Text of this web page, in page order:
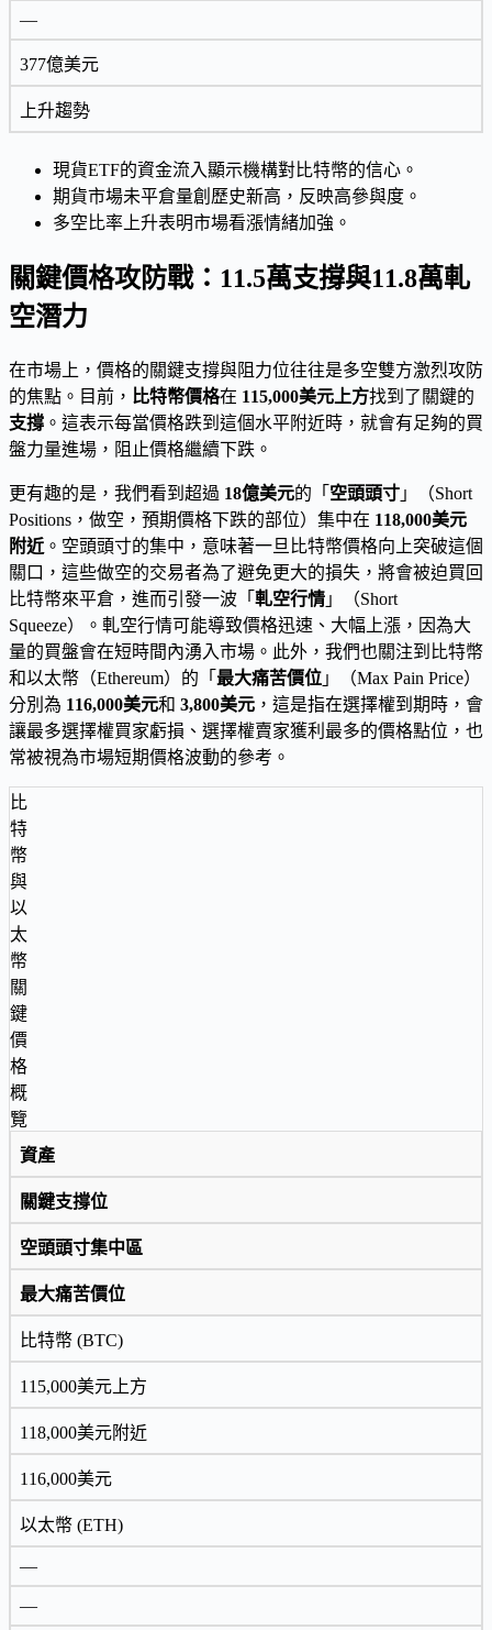
—
377億美元
上升趨勢
現貨ETF的資金流入顯示機構對比特幣的信心。
期貨市場未平倉量創歷史新高，反映高參與度。
多空比率上升表明市場看漲情緒加強。
關鍵價格攻防戰：11.5萬支撐與11.8萬軋
空潛力
在市場上，價格的關鍵支撐與阻力位往往是多空雙方激烈攻防
的焦點。目前， 比特幣價格在 115,000美元上方找到了關鍵的
支撐 。這表示每當價格跌到這個水平附近時，就會有足夠的買
盤力量進場，阻止價格繼續下跌。
更有趣的是，我們看到超過 18億美元的「 空頭頭寸 」（Short
Positions，做空，預期價格下跌的部位）集中在 118,000美元
附近 。空頭頭寸的集中，意味著一旦比特幣價格向上突破這個
關口，這些做空的交易者為了避免更大的損失，將會被迫買回
比特幣來平倉，進而引發一波「 軋空行情 」（Short
Squeeze）。軋空行情可能導致價格迅速、大幅上漲，因為大
量的買盤會在短時間內湧入市場。此外，我們也關注到比特幣
和以太幣（Ethereum）的「 最大痛苦價位 」（Max Pain Price）
分別為 116,000美元和 3,800美元 ，這是指在選擇權到期時，會
讓最多選擇權買家虧損、選擇權賣家獲利最多的價格點位，也
常被視為市場短期價格波動的參考。
比
特
幣
與
以
太
幣
關
鍵
價
格
概
覽
資產
關鍵支撐位
空頭頭寸集中區
最大痛苦價位
比特幣 (BTC)
115,000美元上方
118,000美元附近
116,000美元
以太幣 (ETH)
—
—